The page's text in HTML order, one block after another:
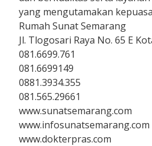
yang mengutamakan
Rumah Sunat Semarang
Jl. Tlogosari Raya No. 65 E
081.6699.761
081.6699149
0881.3934.355
081.565.29661
www.sunatsemarang.com
www.infosunatsemarang.com
www.dokterpras.com